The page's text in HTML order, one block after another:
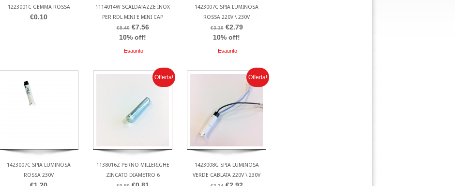
1223001C GEMMA ROSSA
€0.10
1114014W SCALDATAZZE INOX
PER RDL MINI E MINI CAP
€8.40 €7.56
10% off!
Esaurito
1423007C SPIA LUMINOSA
ROSSA 220V \ 230V
€3.10 €2.79
10% off!
Esaurito
1423007C SPIA LUMINOSA
ROSSA 230V
Offerta!
1138016Z PERNO MILLERIGHE
ZINCATO DIAMETRO 6
Offerta!
1423008G SPIA LUMINOSA
VERDE CABLATA 220V \ 230V